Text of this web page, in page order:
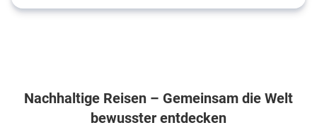
Nachhaltige Reisen – Gemeinsam die Welt
bewusster entdecken